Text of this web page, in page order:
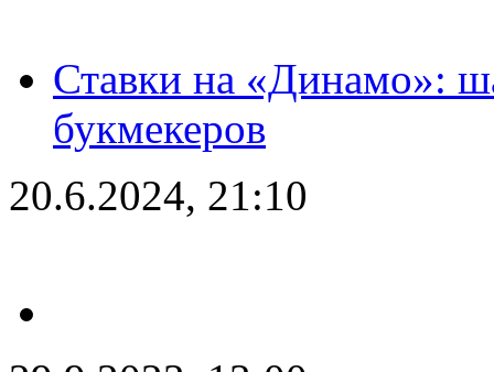
Ставки на «Динамо»:
букмекеров
20.6.2024, 21:10